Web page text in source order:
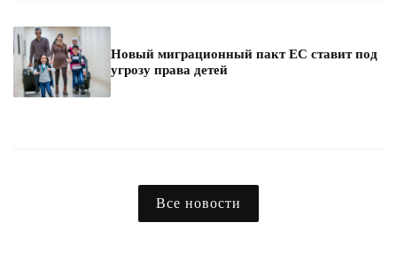
Новый миграционный пакт ЕС ставит под
угрозу права детей
Все новости